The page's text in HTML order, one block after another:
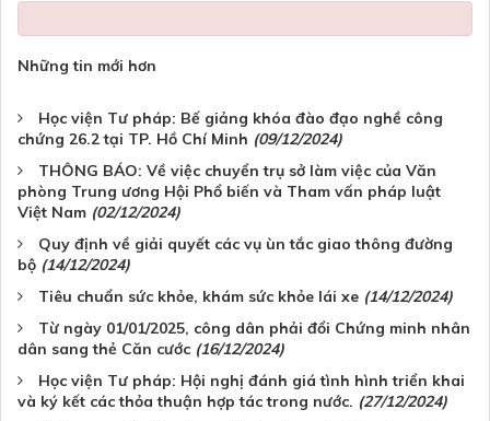
Những tin mới hơn
Học viện Tư pháp: Bế giảng khóa đào đạo nghề công
chứng 26.2 tại TP. Hồ Chí Minh (09/12/2024)
THÔNG BÁO: Về việc chuyển trụ sở làm việc của Văn
phòng Trung ương Hội Phổ biến và Tham vấn pháp luật
Việt Nam (02/12/2024)
Quy định về giải quyết các vụ ùn tắc giao thông đường
bộ (14/12/2024)
Tiêu chuẩn sức khỏe, khám sức khỏe lái xe (14/12/2024)
Từ ngày 01/01/2025, công dân phải đổi Chứng minh nhân
dân sang thẻ Căn cước (16/12/2024)
Học viện Tư pháp: Hội nghị đánh giá tình hình triển khai
và ký kết các thỏa thuận hợp tác trong nước. (27/12/2024)